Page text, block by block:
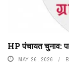
HP पंचायत चुनाव:
MAY 26, 2026